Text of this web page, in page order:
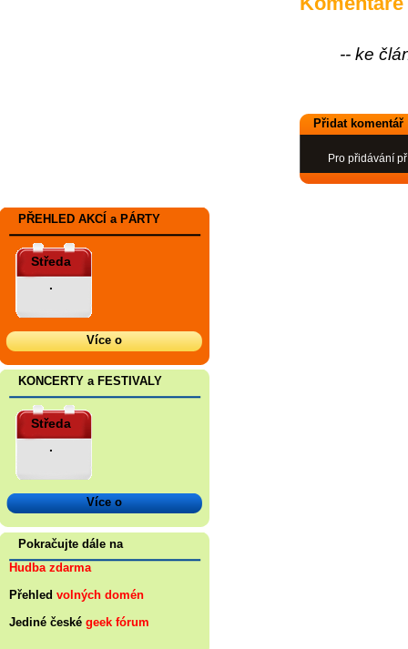
-- ke
Přidat komentář
Pro přidávání
PŘEHLED AKCÍ a PÁRTY
Středa
.
Více o
KONCERTY a FESTIVALY
Středa
.
Více o
Pokračujte dále na
Hudba zdarma
Přehled volných domén
Jediné české geek fórum